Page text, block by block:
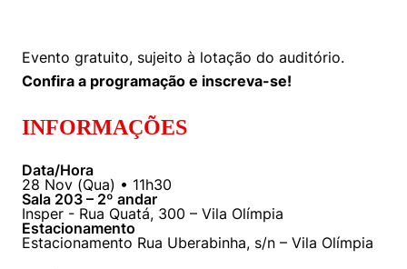
Evento gratuito, sujeito à lotação do auditório.
Confira a programação e inscreva-se!
INFORMAÇÕES
Data/Hora
28 Nov (Qua) • 11h30
Sala 203 – 2º andar
Insper - Rua Quatá, 300 – Vila Olímpia
Estacionamento
Estacionamento Rua Uberabinha, s/n – Vila Olímpia